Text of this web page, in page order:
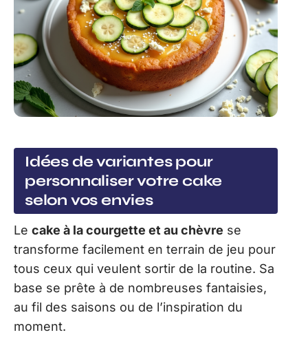
Idées de variantes pour
personnaliser votre cake
selon vos envies
Le cake à la courgette et au chèvre se
transforme facilement en terrain de jeu pour
tous ceux qui veulent sortir de la routine. Sa
base se prête à de nombreuses fantaisies,
au fil des saisons ou de l’inspiration du
moment.